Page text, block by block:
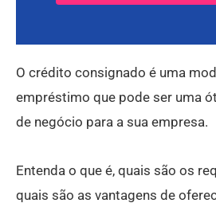
O crédito consignado é uma
empréstimo que pode ser uma
de negócio para a sua empresa.
Entenda o que é, quais são os
quais são as vantagens de